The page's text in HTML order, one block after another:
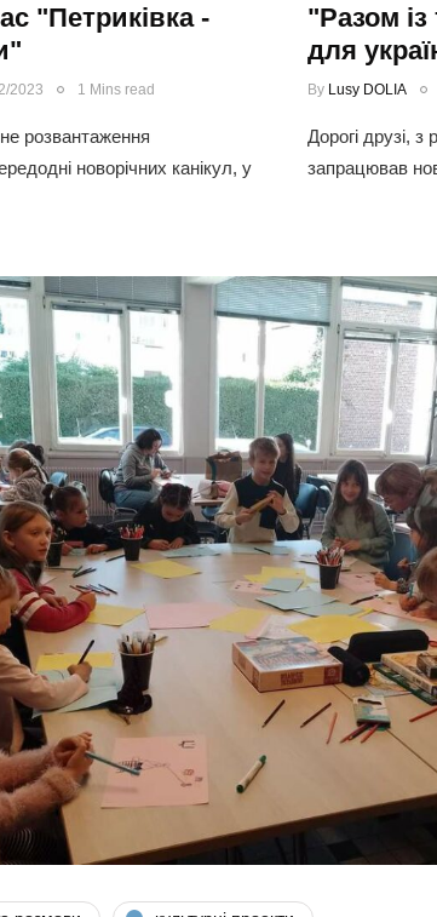
"Петриківка -
2023 1 Mins read
розвантаження
новорічних канікул, у
"Разом iз
для
By Lusy DOLIA
Дорогі друзі,
запрацював